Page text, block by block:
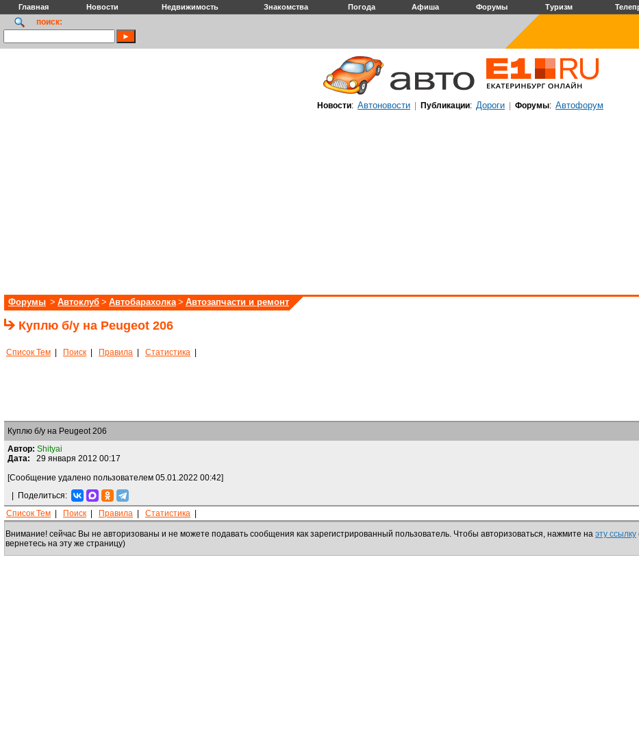
Главная Новости Недвижимость Знакомства Погода Афиша Форумы Туризм
поиск:
Новости: Автоновости Публикации: Дороги Форумы: Автофорум
Форумы > Автоклуб > Автобарахолка > Автозапчасти и ремонт
Куплю б/у на Peugeot 206
Список Тем Поиск Правила Статистика
Куплю б/у на Peugeot 206
Автор: Shityai
Дата: 29 января 2012 00:17
[Сообщение удалено пользователем 05.01.2022 00:42]
Поделиться:
Список Тем
Поиск Правила Статистика
Внимание! сейчас Вы не авторизованы и не можете подавать сообщения как зарегистрированный пользователь. Чтобы авторизоваться, нажмите на эту ссылку
вернетесь на эту же страницу)